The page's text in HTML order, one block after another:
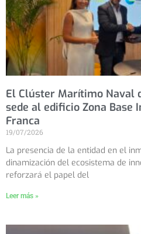
El Clúster Marítimo Naval
sede al edificio Zona Base
Franca
19/07/2026
La presencia de la entidad en el
dinamización del ecosistema de
reforzará el papel del
Leer más »